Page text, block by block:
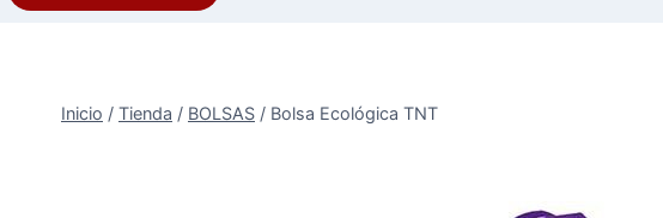
Inicio / Tienda / BOLSAS / Bolsa Ecológica TNT